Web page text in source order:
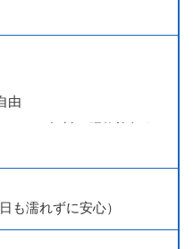
由
どへの無料の研修旅行あり
り
も濡れずに安心）